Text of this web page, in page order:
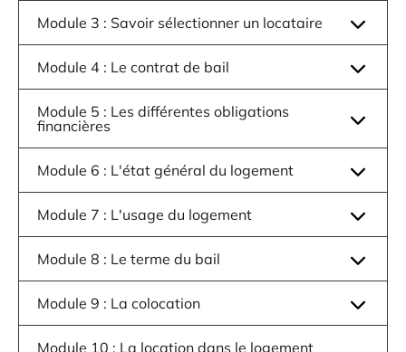
Module 3 : Savoir sélectionner un locataire
Module 4 : Le contrat de bail
Module 5 : Les différentes obligations
financières
Module 6 : L'état général du logement
Module 7 : L'usage du logement
Module 8 : Le terme du bail
Module 9 : La colocation
Module 10 : La location dans le logement